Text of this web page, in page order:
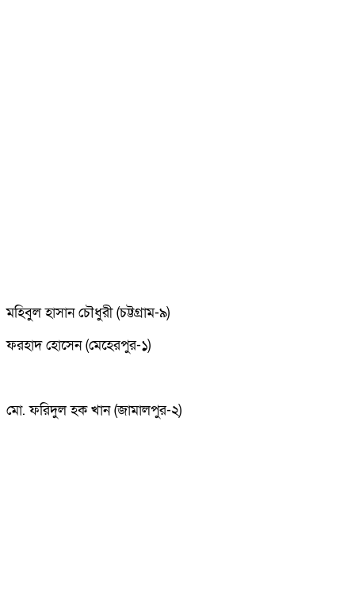
মহিবুল হাসান চৌধুরী (চট্টগ্রাম-৯)
ফরহাদ হোসেন (মেহেরপুর-১)
মো. ফরিদুল হক খান (জামালপুর-২)